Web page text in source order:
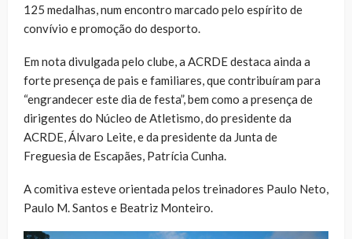
125 medalhas, num encontro marcado pelo espírito de
convívio e promoção do desporto.
Em nota divulgada pelo clube, a ACRDE destaca ainda a
forte presença de pais e familiares, que contribuíram para
“engrandecer este dia de festa”, bem como a presença de
dirigentes do Núcleo de Atletismo, do presidente da
ACRDE, Álvaro Leite, e da presidente da Junta de
Freguesia de Escapães, Patrícia Cunha.
A comitiva esteve orientada pelos treinadores Paulo Neto,
Paulo M. Santos e Beatriz Monteiro.